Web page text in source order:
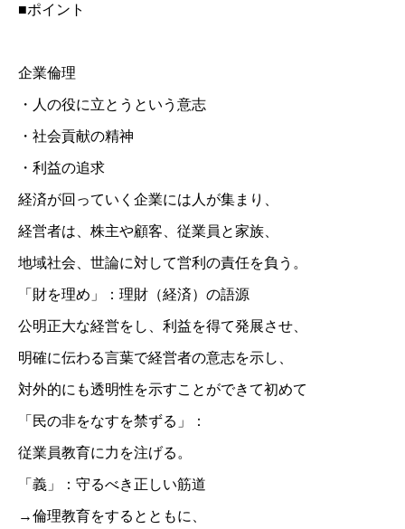
■ポイント
企業倫理
・人の役に立とうという意志
・社会貢献の精神
・利益の追求
経済が回っていく企業には人が集まり、
経営者は、株主や顧客、従業員と家族、
地域社会、世論に対して営利の責任を負う。
「財を理め」：理財（経済）の語源
公明正大な経営をし、利益を得て発展させ、
明確に伝わる言葉で経営者の意志を示し、
対外的にも透明性を示すことができて初めて
「民の非をなすを禁ずる」：
従業員教育に力を注げる。
「義」：守るべき正しい筋道
→倫理教育をするとともに、